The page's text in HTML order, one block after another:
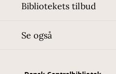
Bibliotekets tilbud
Se også